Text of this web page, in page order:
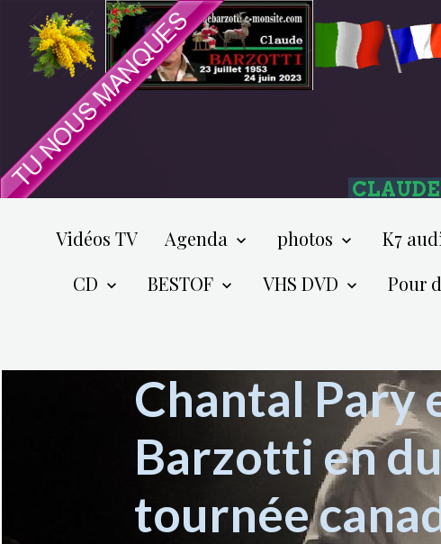
Vidéos TV Agenda photos K7
CD
BESTOF VHS DVD Pour
Chantal Pary
Barzotti en
tournée